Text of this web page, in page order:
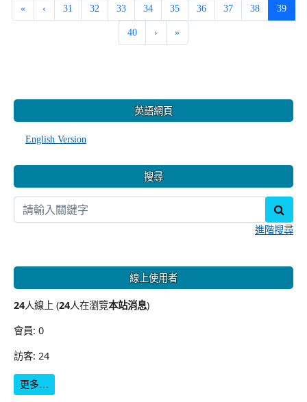
« ‹ 31 32 33 34 35 36 37 38 39
40 › »
英語網頁
English Version
搜尋
進階搜尋
線上使用者
24人線上 (24人在瀏覽本站消息)
會員: 0
訪客: 24
更多…